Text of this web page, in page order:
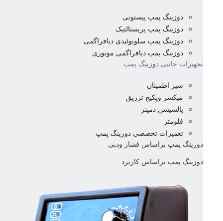
دوزینگ پمپ پیستونی
دوزینگ پمپ پریستالتیک
دوزینگ پمپ سلونوئیدی دیافراگمی
دوزینگ پمپ دیافراگمی موتوری
تجهیزات جانبی دوزینگ پمپ
شیر اطمینان
میکسر وپکیج تزریق
پالسیشن دمپنر
فلومتر
تعمیرات تخصصی دوزینگ پمپ
دوزینگ پمپ براساس فشار ودبی
دوزینگ پمپ براساس کاربرد